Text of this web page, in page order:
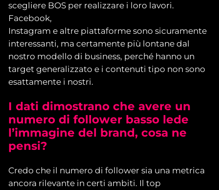
scegliere BOS per realizzare i loro lavori.
Facebook,
Instagram e altre piattaforme sono sicuramente
interessanti, ma certamente più lontane dal
nostro modello di business, perché hanno un
target generalizzato e i contenuti tipo non sono
esattamente i nostri.
I dati dimostrano che avere un
numero di follower basso lede
l’immagine del brand, cosa ne
pensi?
Credo che il numero di follower sia una metrica
ancora rilevante in certi ambiti. Il top